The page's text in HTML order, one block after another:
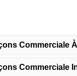
Commerciale
Commerciale